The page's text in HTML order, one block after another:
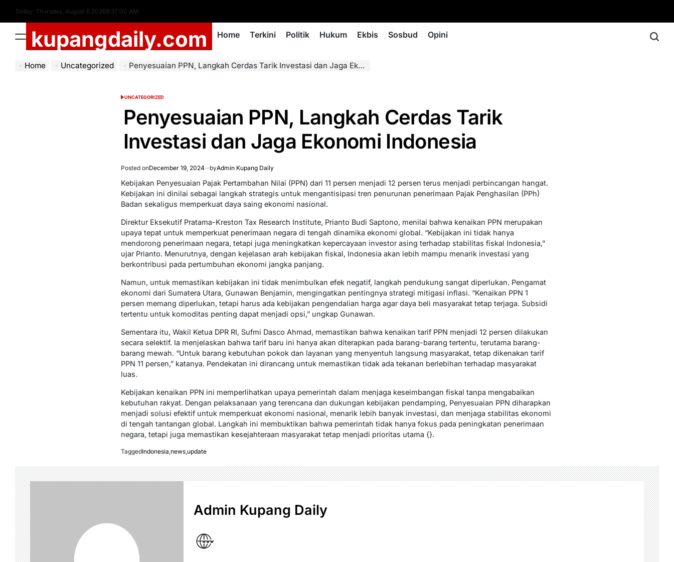
content
Today: Thursday, August 6 20269:37:01 AM
Menukupangdaily.com Home Terkini Politik Hukum Ekbis Sosbud Opini
Home Uncategorized Penyesuaian PPN, Langkah Cerdas Tarik Investasi dan Jaga Ekonomi Indonesia
POSTED
UNCATEGORIZED
Penyesuaian PPN, Langkah Cerdas Tarik
Investasi dan Jaga Ekonomi Indonesia
Posted onDecember 19, 2024 byAdmin Kupang Daily
Kebijakan Penyesuaian Pajak Pertambahan Nilai (PPN) dari 11 persen menjadi 12 persen terus menjadi perbincangan hangat.
Kebijakan ini dinilai sebagai langkah strategis untuk mengantisipasi tren penurunan penerimaan Pajak Penghasilan (PPh)
Badan sekaligus memperkuat daya saing ekonomi nasional.
Direktur Eksekutif Pratama-Kreston Tax Research Institute, Prianto Budi Saptono, menilai bahwa kenaikan PPN merupakan
upaya tepat untuk memperkuat penerimaan negara di tengah dinamika ekonomi global. “Kebijakan ini tidak hanya
mendorong penerimaan negara, tetapi juga meningkatkan kepercayaan investor asing terhadap stabilitas fiskal Indonesia,”
ujar Prianto. Menurutnya, dengan kejelasan arah kebijakan fiskal, Indonesia akan lebih mampu menarik investasi yang
berkontribusi pada pertumbuhan ekonomi jangka panjang.
Namun, untuk memastikan kebijakan ini tidak menimbulkan efek negatif, langkah pendukung sangat diperlukan. Pengamat
ekonomi dari Sumatera Utara, Gunawan Benjamin, mengingatkan pentingnya strategi mitigasi inflasi. “Kenaikan PPN 1
persen memang diperlukan, tetapi harus ada kebijakan pengendalian harga agar daya beli masyarakat tetap terjaga. Subsidi
tertentu untuk komoditas penting dapat menjadi opsi,” ungkap Gunawan.
Sementara itu, Wakil Ketua DPR RI, Sufmi Dasco Ahmad, memastikan bahwa kenaikan tarif PPN menjadi 12 persen dilakukan
secara selektif. Ia menjelaskan bahwa tarif baru ini hanya akan diterapkan pada barang-barang tertentu, terutama barang-
barang mewah. “Untuk barang kebutuhan pokok dan layanan yang menyentuh langsung masyarakat, tetap dikenakan tarif
PPN 11 persen,” katanya. Pendekatan ini dirancang untuk memastikan tidak ada tekanan berlebihan terhadap masyarakat
luas.
Kebijakan kenaikan PPN ini memperlihatkan upaya pemerintah dalam menjaga keseimbangan fiskal tanpa mengabaikan
kebutuhan rakyat. Dengan pelaksanaan yang terencana dan dukungan kebijakan pendamping, Penyesuaian PPN diharapkan
menjadi solusi efektif untuk memperkuat ekonomi nasional, menarik lebih banyak investasi, dan menjaga stabilitas ekonomi
di tengah tantangan global. Langkah ini membuktikan bahwa pemerintah tidak hanya fokus pada peningkatan penerimaan
negara, tetapi juga memastikan kesejahteraan masyarakat tetap menjadi prioritas utama {}.
TaggedIndonesia,news,update
Admin Kupang Daily